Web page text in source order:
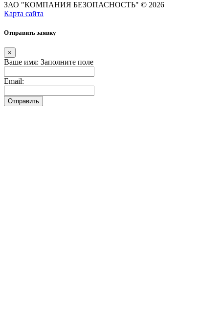
ЗАО "КОМПАНИЯ БЕЗОПАСНОСТЬ" © 2026
Карта сайта
Отправить заявку
×
Ваше имя: Заполните поле
Email:
Отправить